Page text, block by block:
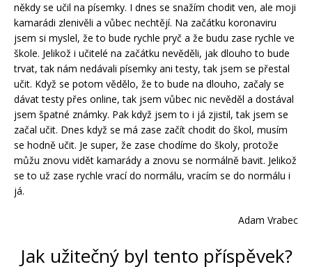
někdy se učil na písemky. I dnes se snažím chodit ven, ale moji
kamarádi zlenivěli a vůbec nechtějí. Na začátku koronaviru
jsem si myslel, že to bude rychle pryč a že budu zase rychle ve
škole. Jelikož i učitelé na začátku nevěděli, jak dlouho to bude
trvat, tak nám nedávali písemky ani testy, tak jsem se přestal
učit. Když se potom vědělo, že to bude na dlouho, začaly se
dávat testy přes online, tak jsem vůbec nic nevěděl a dostával
jsem špatné známky. Pak když jsem to i já zjistil, tak jsem se
začal učit. Dnes když se má zase začít chodit do škol, musím
se hodně učit. Je super, že zase chodíme do školy, protože
můžu znovu vidět kamarády a znovu se normálně bavit. Jelikož
se to už zase rychle vrací do normálu, vracím se do normálu i
já.
Adam Vrabec
Jak užitečný byl tento příspěvek?